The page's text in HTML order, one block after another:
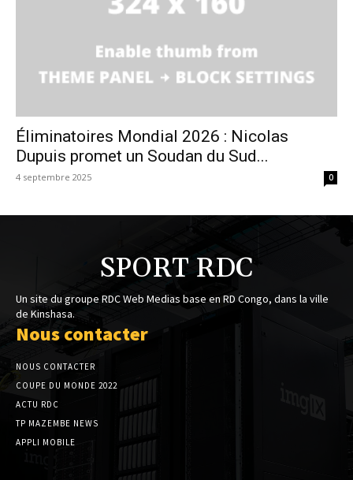
Éliminatoires Mondial 2026 : Nicolas
Dupuis promet un Soudan du Sud...
4 septembre 2025 0
SPORT RDC
Un site du groupe RDC Web Medias base en RD Congo, dans la ville
de Kinshasa.
Nous contacter
NOUS CONTACTER
COUPE DU MONDE 2022
ACTU RDC
TP MAZEMBE NEWS
APPLI MOBILE